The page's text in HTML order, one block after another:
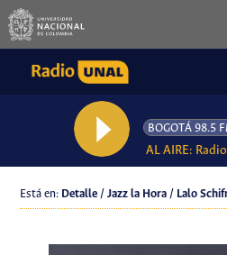
AL AIRE:
Está en: Detalle / Jazz la Hora / Lalo